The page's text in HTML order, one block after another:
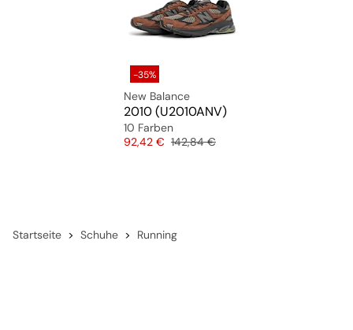
-35%
New Balance
2010 (U2010ANV)
10 Farben
Preis
92,42 € Originalpreis
142,84 €
Startseite Schuhe Running